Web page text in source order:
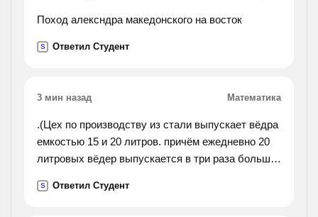
Поход алексндра македонского на восток
S Ответил Студент
3 мин назад Математика
.(Цех по производству из стали выпускает вёдра
емкостью 15 и 20 литров. причём ежедневно 20
литровых вёдер выпускается в три раза больше,
составляет 675 литров. сколько вёдер каждого
S Ответил Студент